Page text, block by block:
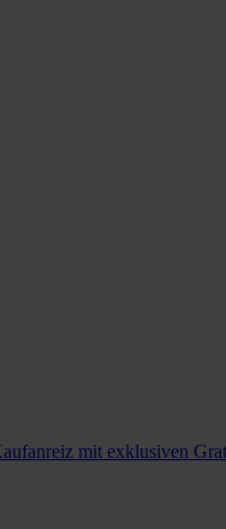
mit exklusiven